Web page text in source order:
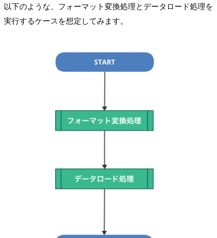
以下のような、フォーマット変換処理とデータロード処理を
実行するケースを想定してみます。